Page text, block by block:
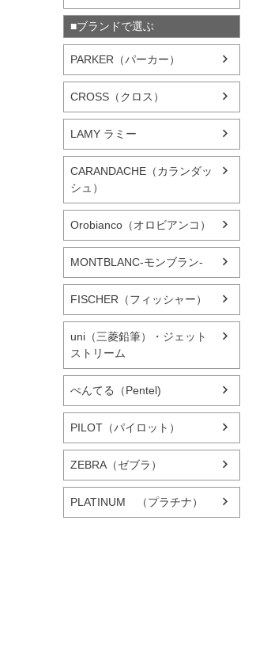
■ブランドで選ぶ
PARKER（パーカー）
CROSS（クロス）
LAMY ラミー
CARANDACHE（カランダッ
シュ）
Orobianco（オロビアンコ）
MONTBLANC-モンブラン-
FISCHER（フィッシャー）
uni（三菱鉛筆）・ジェット
ストリーム
ぺんてる（Pentel)
PILOT（パイロット）
ZEBRA（ゼブラ）
PLATINUM （プラチナ）